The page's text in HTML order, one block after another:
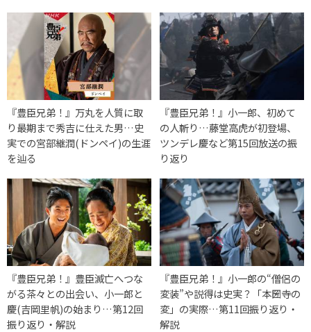
『豊臣兄弟！』万丸を人質に取
り最期まで秀吉に仕えた男…史
実での宮部継潤(ドンペイ)の生涯
を辿る
『豊臣兄弟！』小一郎、初めて
の人斬り…藤堂高虎が初登場、
ツンデレ慶など第15回放送の振
り返り
『豊臣兄弟！』豊臣滅亡へつな
がる茶々との出会い、小一郎と
慶(吉岡里帆)の始まり…第12回
振り返り・解説
『豊臣兄弟！』小一郎の“僧侶の
変装”や説得は史実？「本圀寺の
変」の実際…第11回振り返り・
解説